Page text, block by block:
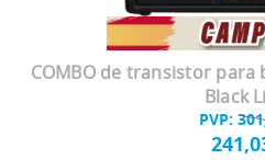
COMBO de transistor para
Black
PVP: